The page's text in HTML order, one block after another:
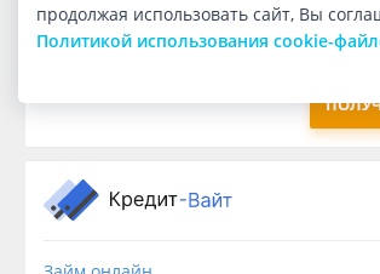
Сумма
1 000
продолжая использовать сайт, Вы
Политикой использования cookie-